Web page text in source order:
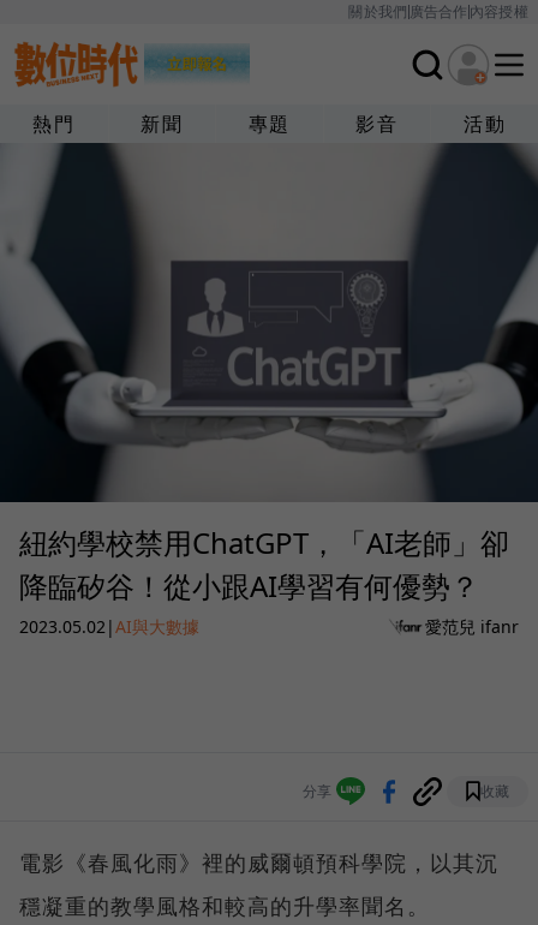
關於我們廣告合作內容授權
熱門 新聞 專題 影音 活動
紐約學校禁用ChatGPT，「AI老師」卻
降臨矽谷！從小跟AI學習有何優勢？
2023.05.02|AI與大數據 愛范兒 ifanr
分享 收藏
電影《春風化雨》裡的威爾頓預科學院，以其沉
穩凝重的教學風格和較高的升學率聞名。